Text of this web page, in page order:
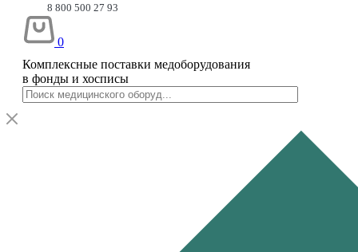
8 800 500 27 93
0
Комплексные поставки медоборудования
в фонды и хосписы